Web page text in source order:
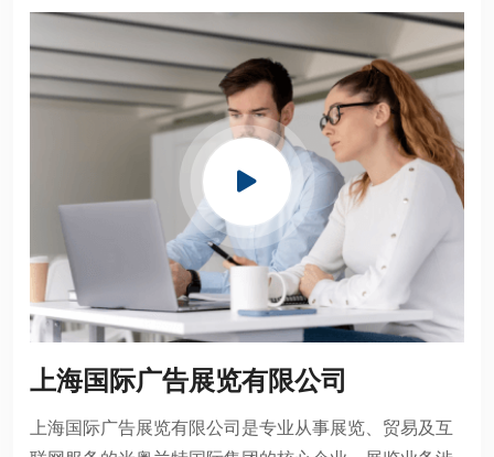
上海国际广告展览有限公司
上海国际广告展览有限公司是专业从事展览、贸易及互